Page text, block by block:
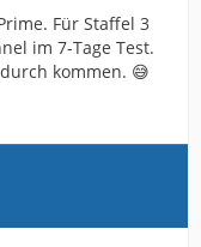
Für Staffel 3
im 7-Tage Test.
kommen. 😅